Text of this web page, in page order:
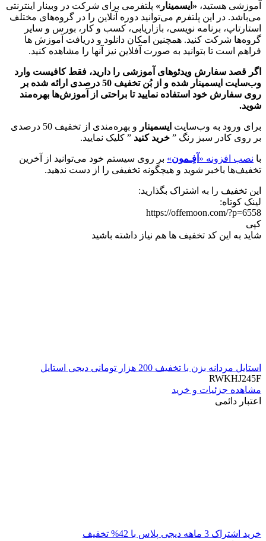
آموزشی هستید، «ایسمینار» پلتفرمی برای شرکت در وبینار اینترنتی
می‌باشد. در این پلتفرم می‌توانید دوره آنلاین را در گروه‌های مختلف
استارتاپ، برنامه نویسی، بازاریابی،‌ کسب و کار، بورس و سایر
گروه‌ها شرکت کنید. همچنین امکان دانلود و دریافت آموزش ها
فراهم است تا بتوانید به صورت آفلاین نیز آنها را مشاهده کنید.
اگر قصد سفارش ویدئوهای آموزشی را دارید، فقط کافیست وارد
وب‌سایت ایسمینار شده و از بُن تخفیف 50 درصدی ارائه شده بر
روی سفارش خود استفاده نمایید تا براحتی از آموزش‌ها بهره‌مند
شوید.
برای ورود به وب‌سایت ایسمینار
و بهره‌مندی از تخفیف 50 درصدی
بر روی کادر سبز رنگ ” خرید کنید ” کلیک نمایید.
با نصب افزونه « آفِـمون» بر روی سیستم خود می‌توانید از آخرین
تخفیف‌ها باخبر شوید و هیچگونه تخفیفی را از دست ندهید.
این تخفیف را به اشتراک بگذارید:
لینک کوتاه:
https://offemoon.com/?p=6558
کپی
شاید به این کد تخفیف ها هم نیاز داشته باشید
استایل مردانه بزن با تخفیف 200 هزار تومانی دیجی استایل
RWKHJ245F
مشاهده جزئیات و خرید
اعتبار دائمی
خرید اشتراک 3 ماهه دیجی پلاس با 42% تخفیف